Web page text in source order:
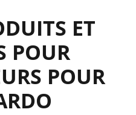
ET
POUR
POUR